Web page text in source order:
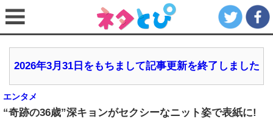
2026年3月31日をもちまして記事更新を終了しました
エンタメ
“奇跡の36歳”深キョンがセクシーなニット姿で表紙に!